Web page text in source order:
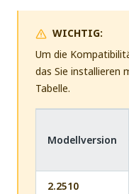
WICHTIG:
Um die
das Sie installieren
Tabelle.
Modellversion
2.2510